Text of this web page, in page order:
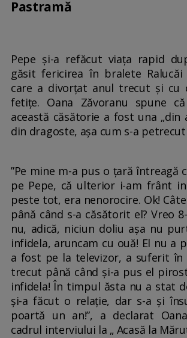
Pastramă
Pepe și-a refăcut viața rapid
găsit fericirea în bralete Ralucăi
care a divorțat anul trecut și cu
fetițe. Oana Zăvoranu spune
această căsătorie a fost una „din
din dragoste, așa cum s-a petrecut
”Pe mine m-a pus o țară întreagă
pe Pepe, că ulterior i-am frânt
peste tot, era nenorocire. Ok!
până când s-a căsătorit el? Vreo
nu, adică, niciun doliu așa nu
infidela, aruncam cu ouă! El nu a
a fost pe la televizor, a suferit în
trecut până când și-a pus el
infidela! În timpul ăsta nu a stat
și-a făcut o relație, dar s-a și
poartă un an!”, a declarat
cadrul interviului la „ Acasă la